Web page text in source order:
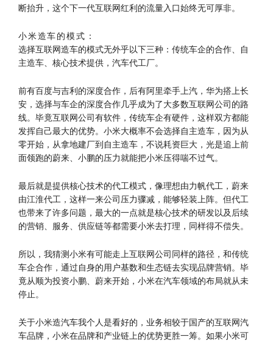
断抬升，这个下一代互联网红利的流量入口始终无可厚非。
小米造车的模式：
选择互联网造车的模式无外乎以下三种：传统车企的合作、自
主造车、核心技术提供，汽车代工厂。
前有百度与吉利的深度合作，后有阿里牵手上汽，华为搭上长
安，选择与车企的深度合作几乎成为了大多数互联网公司的路
线。毕竟互联网公司有软件，传统车企有硬件，这样双方都能
发挥自己最大的优势。小米大概率不会选择自主造车，因为从
零开始，从拿地建厂到自主造车，不说耗资巨大，光是追上前
面领跑的蔚来、小鹏的压力就能把小米压得喘不过气。
最后就是提供核心技术的代工模式，像理想由力帆代工，蔚来
由江淮代工，这样一来公司压力骤减，能够轻装上阵。但代工
也带来了许多问题，最大的一点就是核心技术的研发以及后续
的营销、服务、供应链等都需要小米去打理，同样得不偿失。
所以，我猜测小米有可能走上互联网公司同样的路径，和传统
车企合作，通过自身的用户基数和生态链去实现品牌营销。毕
竟从顺为投资小鹏、蔚来开始，小米在汽车领域的布局就从未
停止。
关于小米造汽车我个人是看好的，业务相较于国产的互联网汽
车品牌，小米在品牌和产业链上的优势更胜一筹。如果小米可